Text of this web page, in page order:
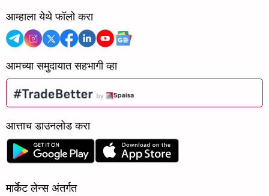
आम्हाला येथे फॉलो करा
आमच्या समुदायात सहभागी व्हा
आत्ताच डाउनलोड करा
मार्केट लेन्स अंतर्गत